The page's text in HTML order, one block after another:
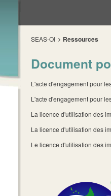
SEAS-OI Ressources
Document
L'acte d'engagement pour
L'acte d'engagement pour
La licence d'utilisation des
La licence d'utilisation des
Le licence d'utilisation des